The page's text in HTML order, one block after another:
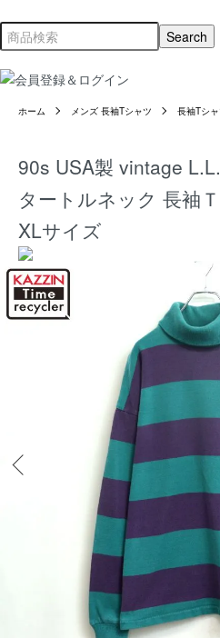
ホーム メンズ 長袖Tシャツ 長袖Tシ
90s USA製 vintage
タートルネック 長袖
XLサイズ